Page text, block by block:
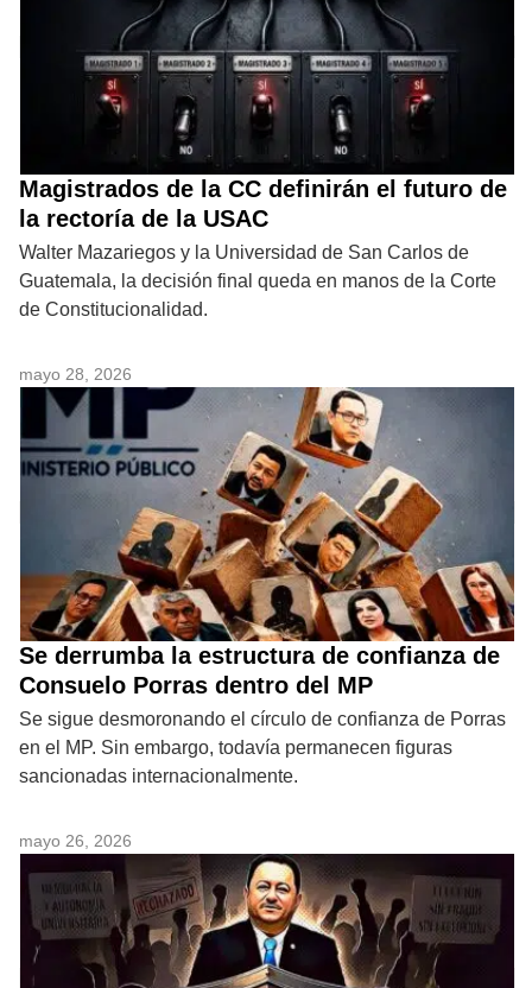
Magistrados de la CC definirán el futuro de
la rectoría de la USAC
Walter Mazariegos y la Universidad de San Carlos de
Guatemala, la decisión final queda en manos de la Corte
de Constitucionalidad.
mayo 28, 2026
Se derrumba la estructura de confianza de
Consuelo Porras dentro del MP
Se sigue desmoronando el círculo de confianza de Porras
en el MP. Sin embargo, todavía permanecen figuras
sancionadas internacionalmente.
mayo 26, 2026